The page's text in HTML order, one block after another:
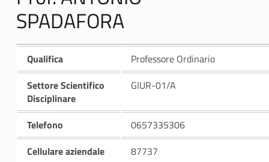
SPADAFORA
Qualifica
Professore Ordinario
Settore Scientifico
Disciplinare
GIUR-01/A
Telefono
0657335306
Cellulare aziendale
87737